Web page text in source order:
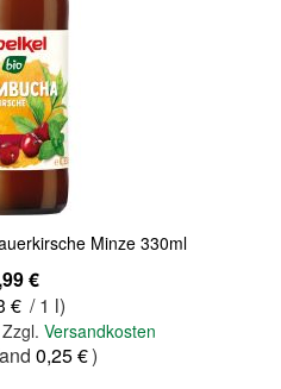
Minze 330ml
€
€ / 1 l)
Zzgl. Versandkosten
0,25 €)